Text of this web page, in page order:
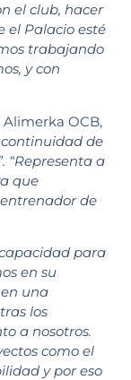
el club, hacer
el Palacio esté
trabajando
y con
OCB,
continuidad de
“Representa a
que
de
para
en su
una
los
a nosotros.
como el
y por eso